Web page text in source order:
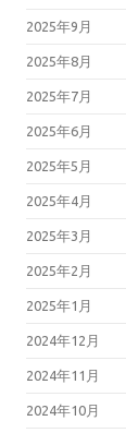
2025年9月
2025年8月
2025年7月
2025年6月
2025年5月
2025年4月
2025年3月
2025年2月
2025年1月
2024年12月
2024年11月
2024年10月